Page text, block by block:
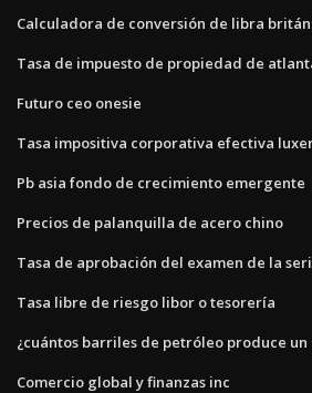
Calculadora de conversión de libra
Tasa de impuesto de propiedad de
Futuro ceo onesie
Tasa impositiva corporativa efectiva
Pb asia fondo de crecimiento emergente
Precios de palanquilla de acero chino
Tasa de aprobación del examen de la
Tasa libre de riesgo libor o tesorería
¿cuántos barriles de petróleo produce un
Comercio global y finanzas inc